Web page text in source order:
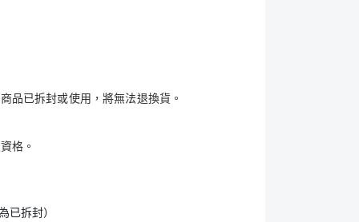
品已拆封或使用，將無法退換貨。
格。
已拆封）